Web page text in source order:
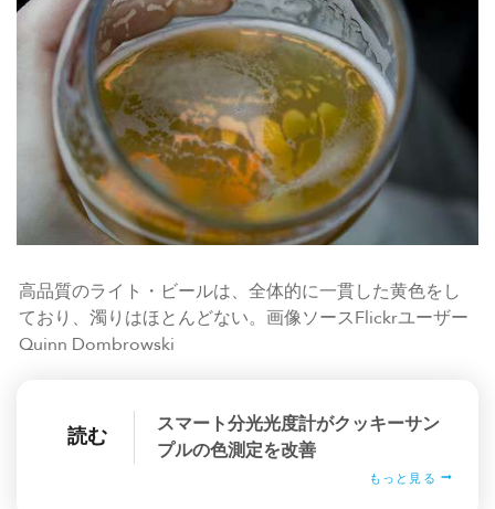
高品質のライト・ビールは、全体的に一貫した黄色をし
ており、濁りはほとんどない。画像ソースFlickrユーザー
Quinn Dombrowski
読む
スマート分光光度計がクッキーサン
プルの色測定を改善
もっと見る